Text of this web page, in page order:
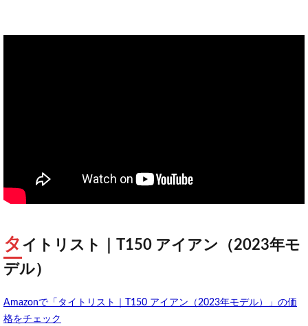
タ イトリスト｜T150 アイアン（2023年モ
デル）
Amazonで「タイトリスト｜T150 アイアン（2023年モデル）」の価
格をチェック